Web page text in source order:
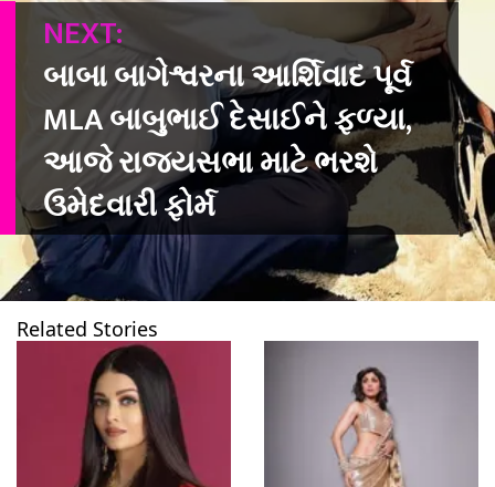
NEXT:
બાબા બાગેશ્વરના આર્શિવાદ પૂર્વ
MLA બાબુભાઈ દેસાઈને ફળ્યા,
આજે રાજ્યસભા માટે ભરશે
ઉમેદવારી ફોર્મ
Related Stories